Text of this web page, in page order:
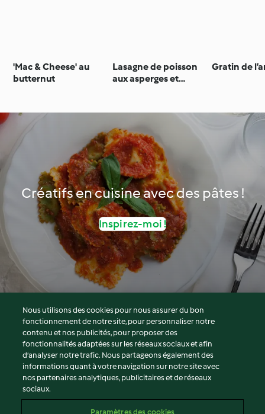
'Mac & Cheese' au
butternut
Lasagne de poisson
aux asperges et
Gratin de
Créatifs en cuisine avec des pâtes !
Inspirez-moi !
© Copyright 2026
Conditions d'utilisation
Politique de confidentialité
Non-responsabilité
Mentions légales
Nous utilisons des cookies pour nous assurer du bon
fonctionnement de notre site, pour personnaliser notre
contenu et nos publicités, pour proposer des
fonctionnalités adaptées sur les réseaux sociaux et afin
d’analyser notre trafic. Nous partageons également des
informations quant à votre navigation sur notre site avec
nos partenaires analytiques, publicitaires et de réseaux
sociaux.
Paramètres des cookies